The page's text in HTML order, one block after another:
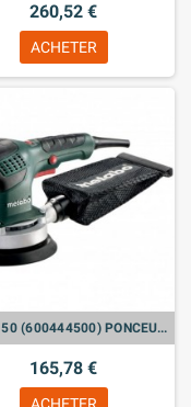
260,52 €
ACHETER
SXE 3150 (600444500) PONCEUSE EXCENTRIQUE
165,78 €